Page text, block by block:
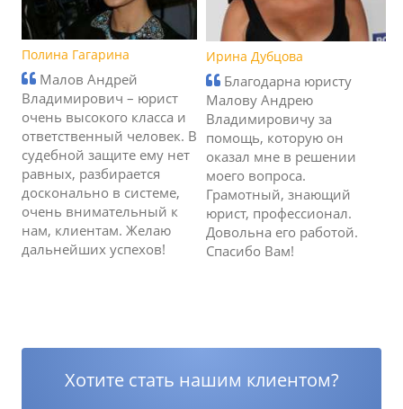
Полина Гагарина
Малов Андрей
Владимирович – юрист
очень высокого класса и
ответственный человек. В
судебной защите ему нет
равных, разбирается
досконально в системе,
очень внимательный к
нам, клиентам. Желаю
дальнейших успехов!
Ирина Дубцова
Благодарна юристу
Малову Андрею
Владимировичу за
помощь, которую он
оказал мне в решении
моего вопроса.
Грамотный, знающий
юрист, профессионал.
Довольна его работой.
Спасибо Вам!
Хотите стать нашим клиентом?